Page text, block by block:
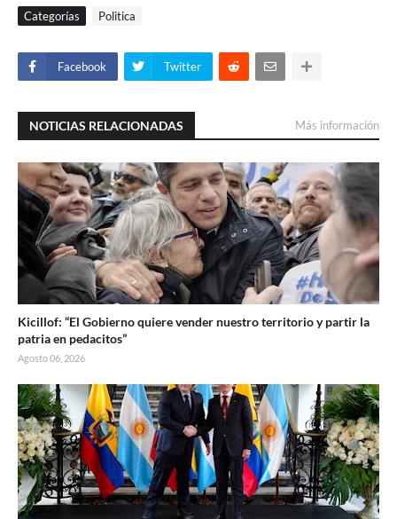
Categorías Politica
Facebook Twitter
NOTICIAS RELACIONADAS Más información
Kicillof: “El Gobierno quiere vender nuestro territorio y partir la
patria en pedacitos”
Agosto 06, 2026